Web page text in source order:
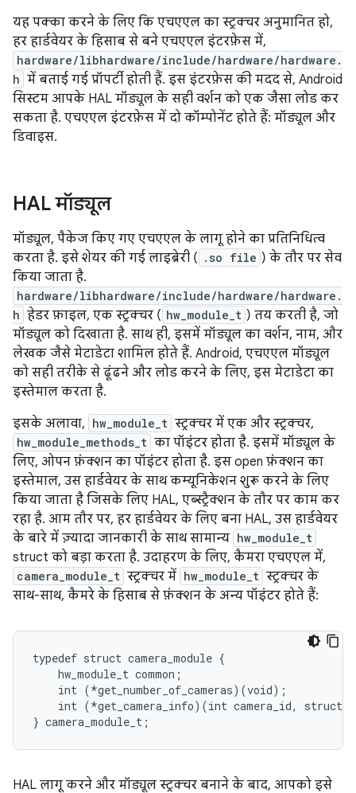
यह पक्का करने के लिए कि एचएएल का स्ट्रक्चर अनुमानित हो,
हर हार्डवेयर के हिसाब से बने एचएएल इंटरफ़ेस में,
hardware/libhardware/include/hardware/hardware.
h में बताई गई प्रॉपर्टी होती हैं. इस इंटरफ़ेस की मदद से, Android
सिस्टम आपके HAL मॉड्यूल के सही वर्शन को एक जैसा लोड कर
सकता है. एचएएल इंटरफ़ेस में दो कॉम्पोनेंट होते हैं: मॉड्यूल और
डिवाइस.
HAL मॉड्यूल
मॉड्यूल, पैकेज किए गए एचएएल के लागू होने का प्रतिनिधित्व
करता है. इसे शेयर की गई लाइब्रेरी ( .so file ) के तौर पर सेव
किया जाता है.
hardware/libhardware/include/hardware/hardware.
h हेडर फ़ाइल, एक स्ट्रक्चर ( hw_module_t ) तय करती है, जो
मॉड्यूल को दिखाता है. साथ ही, इसमें मॉड्यूल का वर्शन, नाम, और
लेखक जैसे मेटाडेटा शामिल होते हैं. Android, एचएएल मॉड्यूल
को सही तरीके से ढूंढने और लोड करने के लिए, इस मेटाडेटा का
इस्तेमाल करता है.
इसके अलावा, hw_module_t स्ट्रक्चर में एक और स्ट्रक्चर,
hw_module_methods_t का पॉइंटर होता है. इसमें मॉड्यूल के
लिए, ओपन फ़ंक्शन का पॉइंटर होता है. इस open फ़ंक्शन का
इस्तेमाल, उस हार्डवेयर के साथ कम्यूनिकेशन शुरू करने के लिए
किया जाता है जिसके लिए HAL, एब्स्ट्रैक्शन के तौर पर काम कर
रहा है. आम तौर पर, हर हार्डवेयर के लिए बना HAL, उस हार्डवेयर
के बारे में ज़्यादा जानकारी के साथ सामान्य hw_module_t
struct को बड़ा करता है. उदाहरण के लिए, कैमरा एचएएल में,
camera_module_t स्ट्रक्चर में hw_module_t स्ट्रक्चर के
साथ-साथ, कैमरे के हिसाब से फ़ंक्शन के अन्य पॉइंटर होते हैं:
typedef struct camera_module {
    hw_module_t common;
    int (*get_number_of_cameras)(void);
int (*get_camera_info)(int camera_id, struct
HAL लागू करने और मॉड्यूल स्ट्रक्चर बनाने के बाद, आपको इसे